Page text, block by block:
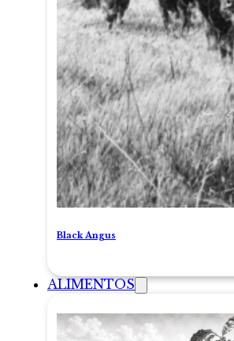
Black Angus
ALIMENTOS